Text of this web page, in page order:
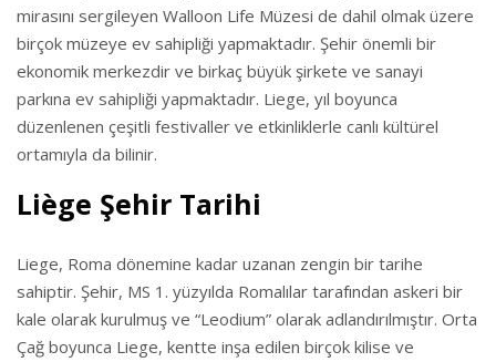
mirasını sergileyen Walloon Life Müzesi de dahil olmak üzere
birçok müzeye ev sahipliği yapmaktadır. Şehir önemli bir
ekonomik merkezdir ve birkaç büyük şirkete ve sanayi
parkına ev sahipliği yapmaktadır. Liege, yıl boyunca
düzenlenen çeşitli festivaller ve etkinliklerle canlı kültürel
ortamıyla da bilinir.
Liège Şehir Tarihi
Liege, Roma dönemine kadar uzanan zengin bir tarihe
sahiptir. Şehir, MS 1. yüzyılda Romalılar tarafından askeri bir
kale olarak kurulmuş ve “Leodium” olarak adlandırılmıştır. Orta
Çağ boyunca Liege, kentte inşa edilen birçok kilise ve